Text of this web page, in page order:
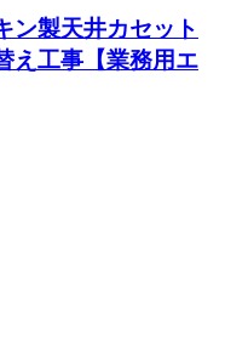
ン製天井カセット
え工事【業務用エ